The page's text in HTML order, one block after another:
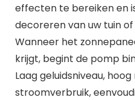
effecten te bereiken en
decoreren van uw tuin of
Wanneer het
krijgt, begint de pomp
Laag geluidsniveau,
stroomverbruik,